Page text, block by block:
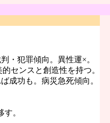
・犯罪傾向。異性運×。
センスと創造性を持つ。
成功も。病災急死傾向。
。